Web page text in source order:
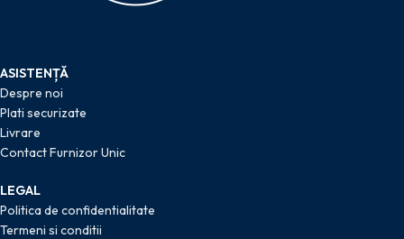
ASISTENȚĂ
Despre noi
Plati securizate
Livrare
Contact Furnizor Unic
LEGAL
Politica de confidentialitate
Termeni si conditii